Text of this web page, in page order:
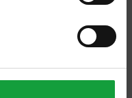
campo allo
crimini